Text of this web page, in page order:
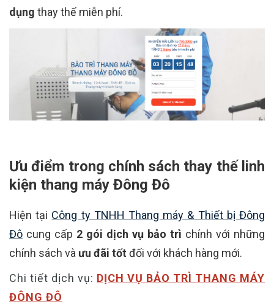
dụng thay thế miễn phí.
Ưu điểm trong chính sách thay thế linh
kiện thang máy Đông Đô
Hiện tại Công ty TNHH Thang máy & Thiết bị Đông
Đô cung cấp 2 gói dịch vụ bảo trì chính với những
chính sách và ưu đãi tốt đối với khách hàng mới.
Chi tiết dịch vụ: DỊCH VỤ BẢO TRÌ THANG MÁY
ĐÔNG ĐÔ